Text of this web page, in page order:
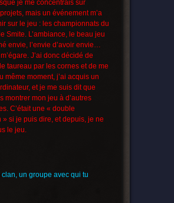
je me concentrais sur
mais un événement m’a
sur le jeu : les championnats du
Smite. L’ambiance, le beau jeu
envie, l’envie d’avoir envie…
J’ai donc décidé de
taureau par les cornes et de me
même moment, j’ai acquis un
et je me suis dit que
montrer mon jeu à d’autres
C’était une « double
» si je puis dire, et depuis, je ne
le jeu.
clan, un groupe avec qui tu